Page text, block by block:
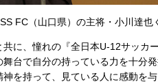
FC（山口県）の主将・小川達也
に、憧れの『全日本U-12サッカ
台で自分の持っている力を十分
を持って、見ている人に感動を